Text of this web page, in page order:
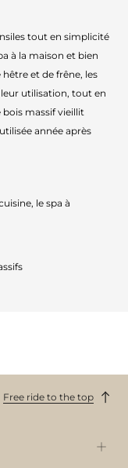
tout en simplicité
à la maison et bien
et de frêne, les
utilisation, tout en
massif vieillit
année après
le spa à
Free ride to the top